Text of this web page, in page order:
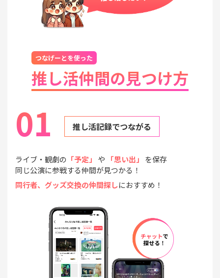
つなげーとを使った
推し活仲間の見つけ方
01 推し活記録でつながる
ライブ・観劇の 「予定」 や 「思い出」
を保存
同じ公演に参戦する仲間が見つかる！
同行者、グッズ交換の仲間探しにおすすめ！